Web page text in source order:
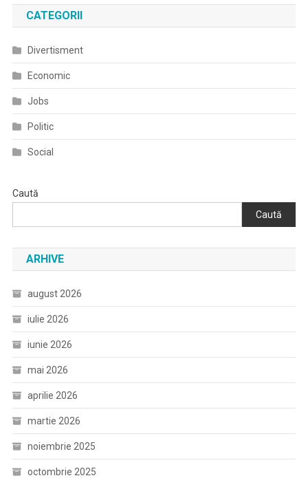
CATEGORII
Divertisment
Economic
Jobs
Politic
Social
Caută
Caută
ARHIVE
august 2026
iulie 2026
iunie 2026
mai 2026
aprilie 2026
martie 2026
noiembrie 2025
octombrie 2025